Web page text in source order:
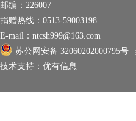
邮编： 226007
捐赠热线： 0513-59003198
E-mail： ntcsh999@163.com
苏公网安备 32060202000795号
技术支持： 优有信息